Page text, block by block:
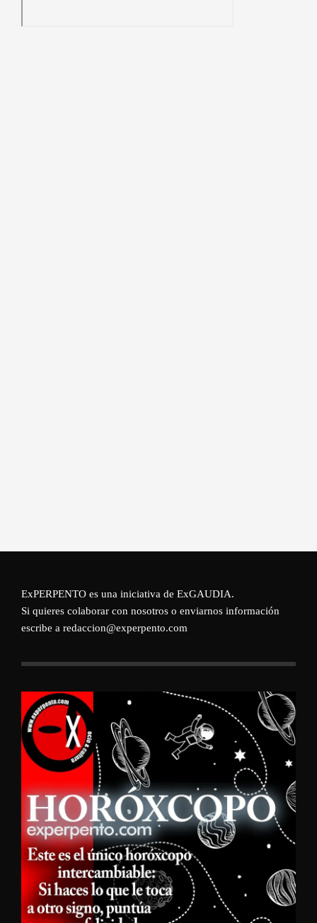
ExPERPENTO es una iniciativa de ExGAUDIA.
Si quieres colaborar con nosotros o enviarnos información
escribe a redaccion@experpento.com